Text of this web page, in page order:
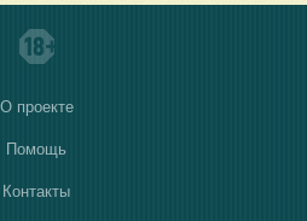
О проекте
Помощь
Контакты